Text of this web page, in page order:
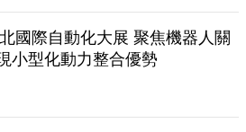
國際自動化大展 聚焦機器人關
型化動力整合優勢